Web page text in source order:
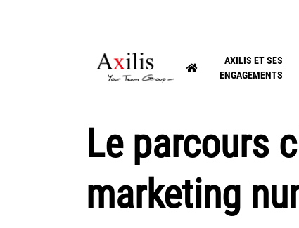
AXILIS ET SES
ENGAGEMENTS
Le parcours
marketing